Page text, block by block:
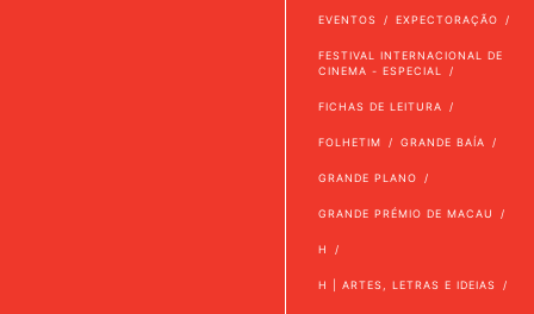
EVENTOS EXPECTORAÇÃO
FESTIVAL INTERNACIONAL DE
CINEMA - ESPECIAL
FICHAS DE LEITURA
FOLHETIM GRANDE BAÍA
GRANDE PLANO
GRANDE PRÉMIO DE MACAU
H
H | ARTES, LETRAS E IDEIAS